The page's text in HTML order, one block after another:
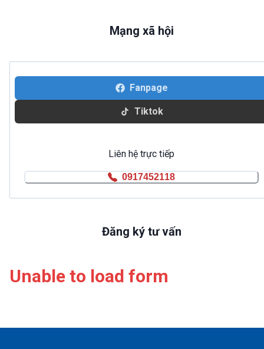
Mạng xã hội
Fanpage
Tiktok
Liên hệ trực tiếp
0917452118
Đăng ký tư vấn
Unable to load form